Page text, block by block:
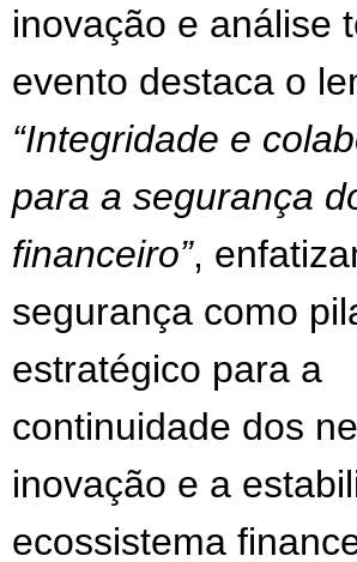
inovação e análise
evento destaca o
“Integridade e
para a segurança
financeiro”,
segurança como
estratégico para a
continuidade dos
inovação e a
ecossistema